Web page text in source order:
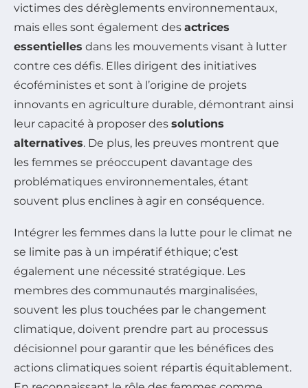
victimes des dérèglements environnementaux,
mais elles sont également des actrices
essentielles dans les mouvements visant à lutter
contre ces défis. Elles dirigent des initiatives
écoféministes et sont à l’origine de projets
innovants en agriculture durable, démontrant ainsi
leur capacité à proposer des solutions
alternatives. De plus, les preuves montrent que
les femmes se préoccupent davantage des
problématiques environnementales, étant
souvent plus enclines à agir en conséquence.
Intégrer les femmes dans la lutte pour le climat ne
se limite pas à un impératif éthique; c’est
également une nécessité stratégique. Les
membres des communautés marginalisées,
souvent les plus touchées par le changement
climatique, doivent prendre part au processus
décisionnel pour garantir que les bénéfices des
actions climatiques soient répartis équitablement.